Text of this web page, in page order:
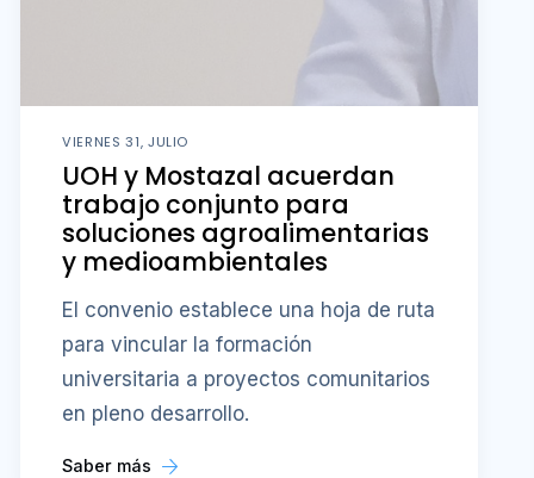
VIERNES 31, JULIO
UOH y Mostazal acuerdan
trabajo conjunto para
soluciones agroalimentarias
y medioambientales
El convenio establece una hoja de ruta
para vincular la formación
universitaria a proyectos comunitarios
en pleno desarrollo.
Saber más